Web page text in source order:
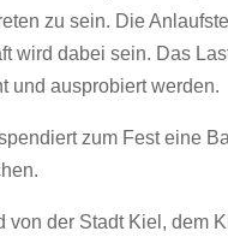
zu sein. Die
wird dabei sein. Das
und ausprobiert werden.
zum Fest eine
von der Stadt Kiel, dem